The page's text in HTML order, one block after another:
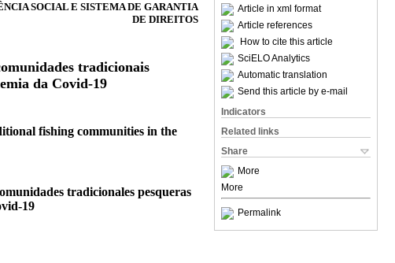
Article in xml format
Article references
How to cite this article
SciELO Analytics
Automatic translation
Send this article by e-mail
Indicators
Related links
Share
More
More
Permalink
SOCIAL E SISTEMA DE GARANTIA
DE DIREITOS
tradicionais
da Covid-19
fishing communities in the
tradicionales pesqueras
19